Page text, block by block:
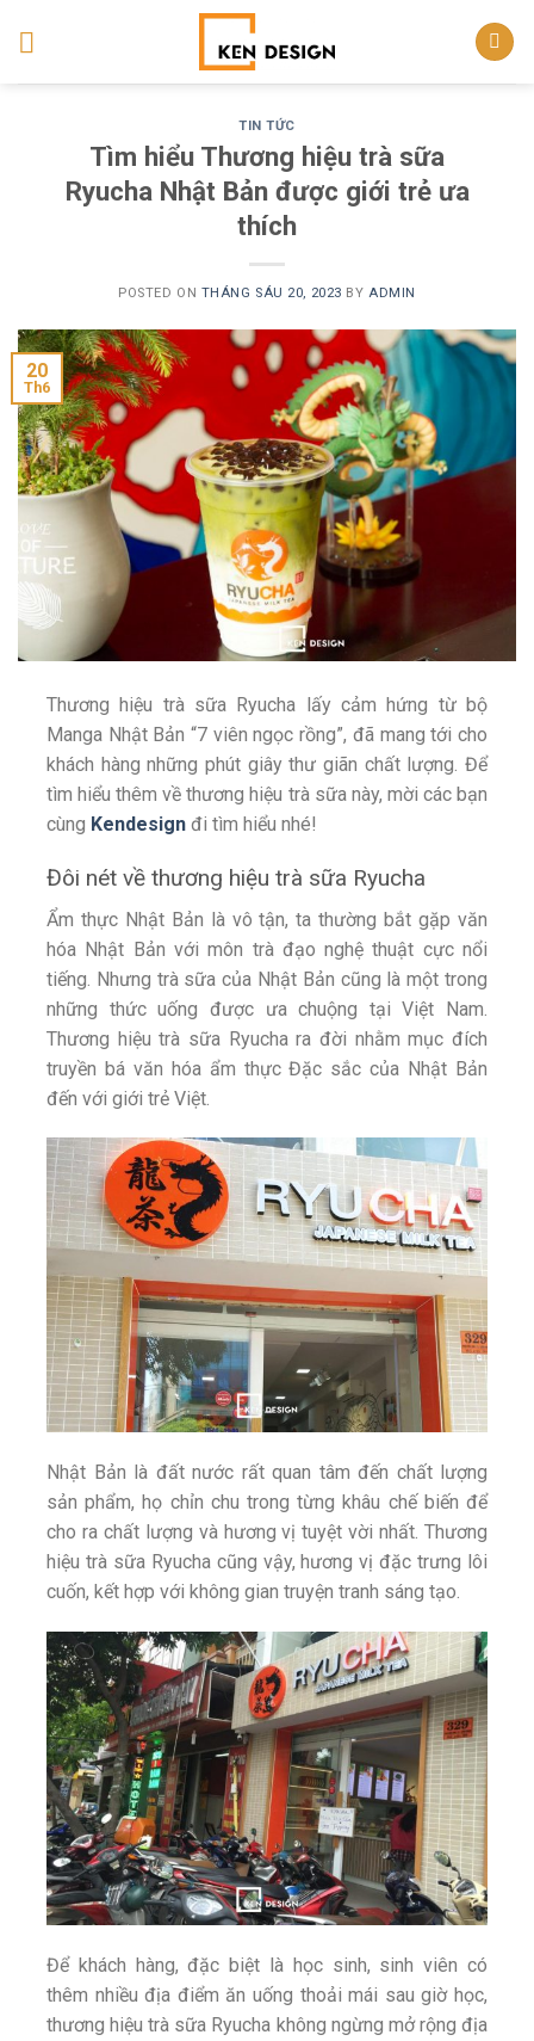
TIN TỨC
Tìm hiểu Thương hiệu trà sữa
Ryucha Nhật Bản được giới trẻ ưa
thích
POSTED ON THÁNG SÁU 20, 2023 BY ADMIN
20
Th6
Thương hiệu trà sữa Ryucha lấy cảm hứng từ bộ
Manga Nhật Bản “7 viên ngọc rồng”, đã mang tới cho
khách hàng những phút giây thư giãn chất lượng. Để
tìm hiểu thêm về thương hiệu trà sữa này, mời các bạn
cùng Kendesign đi tìm hiểu nhé!
Đôi nét về thương hiệu trà sữa Ryucha
Ẩm thực Nhật Bản là vô tận, ta thường bắt gặp văn
hóa Nhật Bản với môn trà đạo nghệ thuật cực nổi
tiếng. Nhưng trà sữa của Nhật Bản cũng là một trong
những thức uống được ưa chuộng tại Việt Nam.
Thương hiệu trà sữa Ryucha ra đời nhằm mục đích
truyền bá văn hóa ẩm thực Đặc sắc của Nhật Bản
đến với giới trẻ Việt.
Nhật Bản là đất nước rất quan tâm đến chất lượng
sản phẩm, họ chỉn chu trong từng khâu chế biến để
cho ra chất lượng và hương vị tuyệt vời nhất. Thương
hiệu trà sữa Ryucha cũng vậy, hương vị đặc trưng lôi
cuốn, kết hợp với không gian truyện tranh sáng tạo.
Để khách hàng, đặc biệt là học sinh, sinh viên có
thêm nhiều địa điểm ăn uống thoải mái sau giờ học,
thương hiệu trà sữa Ryucha không ngừng mở rộng địa